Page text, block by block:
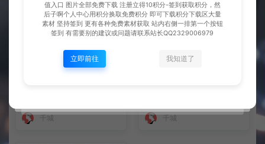
地图系列 第一篇-私聊看细节
值入口 图片全部免费下载 注册立得10积分-签到获取积分，然
后子啊个人中心用积分换取免费积分 即可下载积分下载区大量
素材 坚持签到 更有各种免费素材获取 站内右侧一排第一个按钮
签到 有需要别的建议或问题请联系站长QQ2329006979
立即前往 我知道了